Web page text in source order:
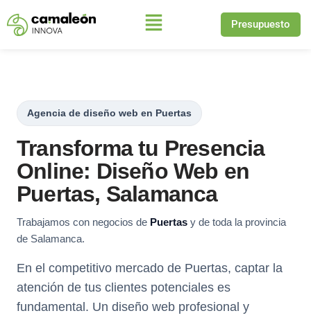
Saltar
Presupuesto
Agencia de diseño web en Puertas
Transforma tu Presencia
Online: Diseño Web en
Puertas, Salamanca
Trabajamos con negocios de Puertas y de toda la provincia
de Salamanca.
En el competitivo mercado de Puertas, captar la
atención de tus clientes potenciales es
fundamental. Un diseño web profesional y